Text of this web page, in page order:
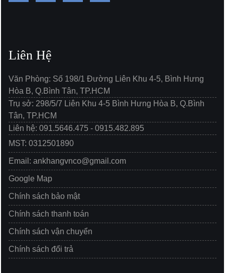
Liên Hệ
Văn Phòng: Số 198/1 Đường Liên Khu 4-5, Bình Hưng
Hòa B, Q.Bình Tân, TP.HCM
Trụ sở: 298/5/7 Liên Khu 4-5 Bình Hưng Hòa B, Q.Bình
Tân, TP.HCM
Liên hệ: 091.5646.475 - 0915.482.895
MST: 0312501890
Email: ankhangvnco@gmail.com
Google Map
Chính sách bảo mật
Chính sách thanh toán
Chính sách vận chuyển
Chính sách đổi trả